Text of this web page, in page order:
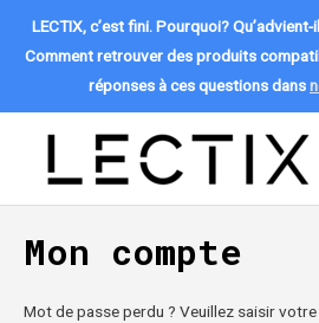
LECTIX, c’est fini. Pourquoi?
Comment retrouver des produits
réponses à ces questions dans
contenu
Mon compte
Mot de passe perdu ? Veuillez saisir